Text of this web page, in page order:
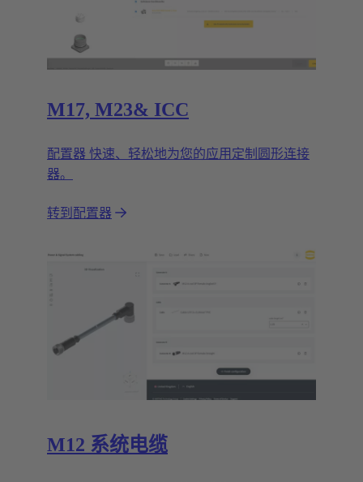
M17, M23& ICC
配置器 快速、轻松地为您的应用定制圆形连接
器。
转到配置器
M12 系统电缆